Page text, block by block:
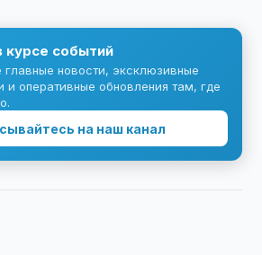
курсе событий
главные новости, эксклюзивные
и оперативные обновления там, где
на наш канал